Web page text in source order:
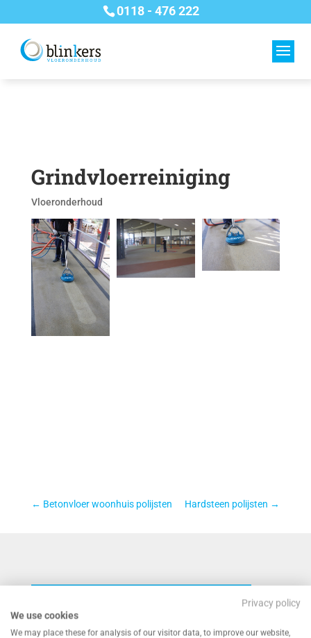
0118 - 476 222
Grindvloerreiniging
Vloeronderhoud
← Betonvloer woonhuis polijsten Hardsteen polijsten →
NEEM CONTACT MET ONS OP VOOR EEN
VRIJBLIJVENDE OFFERTE
Privacy policy
We use cookies
We may place these for analysis of our visitor data, to improve our website,